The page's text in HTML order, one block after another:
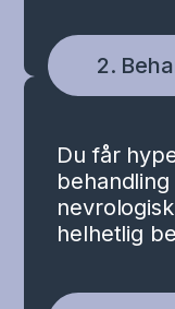
2.
Du får
helhetlig